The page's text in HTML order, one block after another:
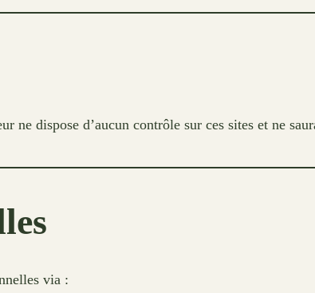
ne dispose d’aucun contrôle sur ces sites et ne
via :